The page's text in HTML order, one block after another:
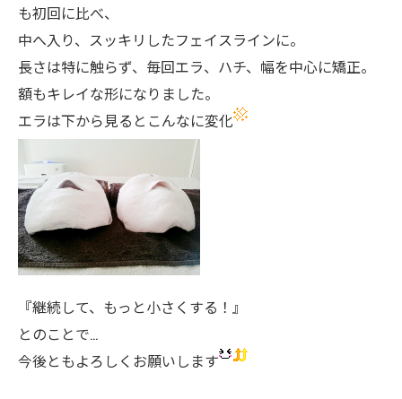
も初回に比べ、
中へ入り、スッキリしたフェイスラインに。
長さは特に触らず、毎回エラ、ハチ、幅を中心に矯正。
額もキレイな形になりました。
エラは下から見るとこんなに変化
『継続して、もっと小さくする！』
とのことで…
今後ともよろしくお願いします